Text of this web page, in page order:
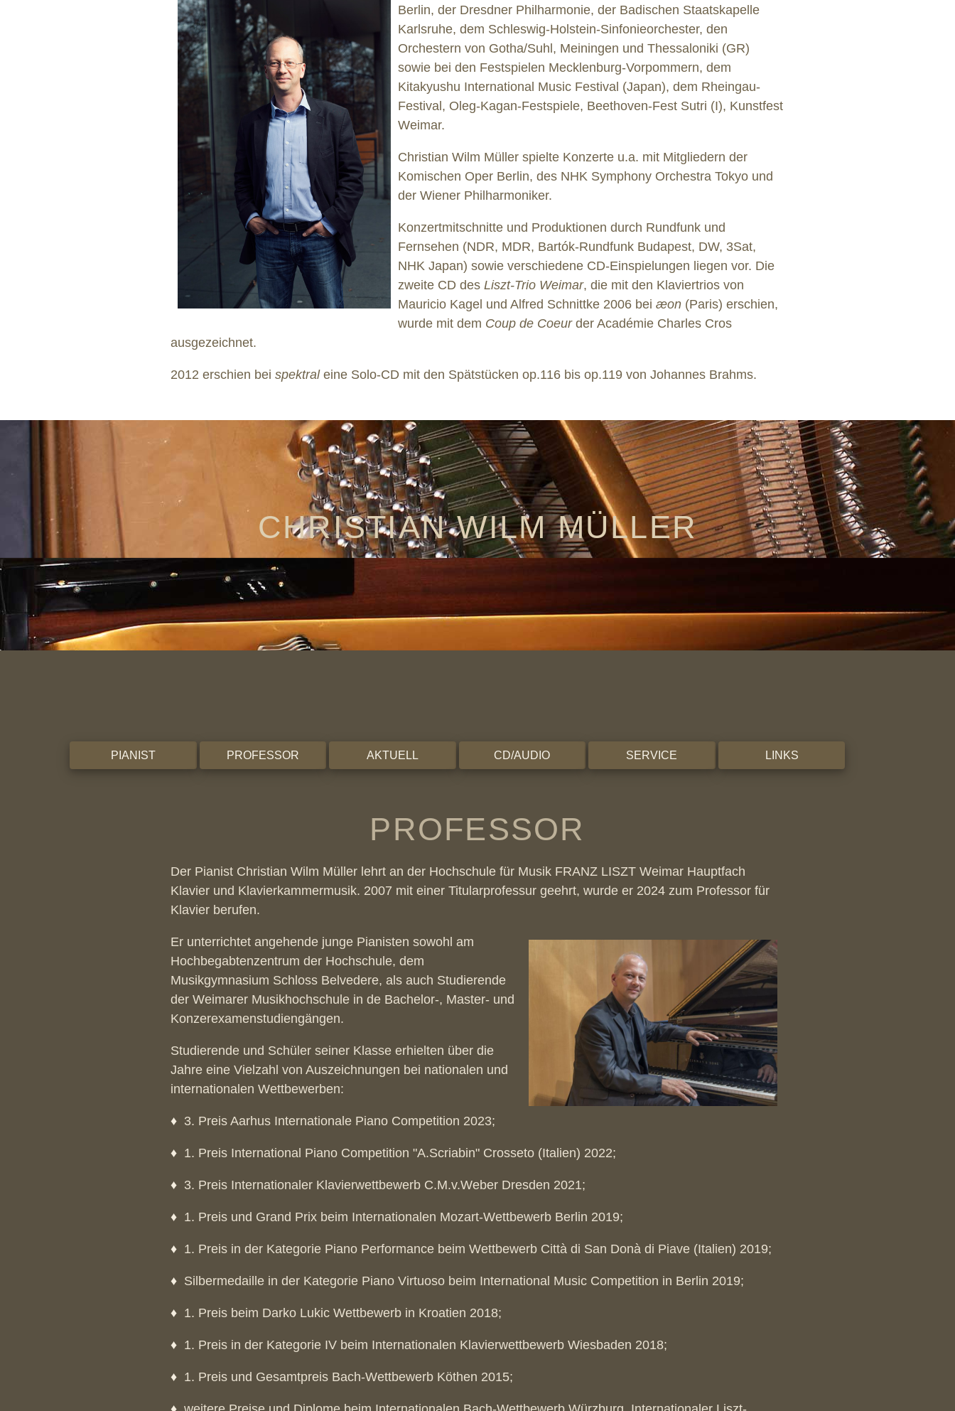
Berlin, der Dresdner Philharmonie, der Badischen Staatskapelle
Karlsruhe, dem Schleswig-Holstein-Sinfonieorchester, den
Orchestern von Gotha/Suhl, Meiningen und Thessaloniki (GR)
sowie bei den Festspielen Mecklenburg-Vorpommern, dem
Kitakyushu International Music Festival (Japan), dem Rheingau-
Festival, Oleg-Kagan-Festspiele, Beethoven-Fest Sutri (I), Kunstfest
Weimar.
Christian Wilm Müller spielte Konzerte u.a. mit Mitgliedern der
Komischen Oper Berlin, des NHK Symphony Orchestra Tokyo und
der Wiener Philharmoniker.
Konzertmitschnitte und Produktionen durch Rundfunk und
Fernsehen (NDR, MDR, Bartók-Rundfunk Budapest, DW, 3Sat,
NHK Japan) sowie verschiedene CD-Einspielungen liegen vor. Die
zweite CD des Liszt-Trio Weimar, die mit den Klaviertrios von
Mauricio Kagel und Alfred Schnittke 2006 bei æon (Paris) erschien,
wurde mit dem Coup de Coeurder Académie Charles Cros
ausgezeichnet.
2012 erschien bei spektraleine Solo-CD mit den Spätstücken op.116 bis op.119 von Johannes Brahms.
CHRISTIAN WILM MÜLLER
PIANIST PROFESSOR AKTUELL CD/AUDIO SERVICE LINKS
PROFESSOR
Der Pianist Christian Wilm Müller lehrt an der Hochschule für Musik FRANZ LISZT Weimar Hauptfach
Klavier und Klavierkammermusik. 2007 mit einer Titularprofessur geehrt, wurde er 2024 zum Professor für
Klavier berufen.
Er unterrichtet angehende junge Pianisten sowohl am
Hochbegabtenzentrum der Hochschule, dem
Musikgymnasium Schloss Belvedere, als auch Studierende
der Weimarer Musikhochschule in de Bachelor-, Master- und
Konzerexamenstudiengängen.
Studierende und Schüler seiner Klasse erhielten über die
Jahre eine Vielzahl von Auszeichnungen bei nationalen und
internationalen Wettbewerben:
♦ 3. Preis Aarhus Internationale Piano Competition 2023;
♦ 1. Preis International Piano Competition "A.Scriabin" Crosseto (Italien) 2022;
♦ 3. Preis Internationaler Klavierwettbewerb C.M.v.Weber Dresden 2021;
♦ 1. Preis und Grand Prix beim Internationalen Mozart-Wettbewerb Berlin 2019;
♦ 1. Preis in der Kategorie Piano Performance beim Wettbewerb Città di San Donà di Piave (Italien) 2019;
♦ Silbermedaille in der Kategorie Piano Virtuoso beim International Music Competition in Berlin 2019;
♦ 1. Preis beim Darko Lukic Wettbewerb in Kroatien 2018;
♦ 1. Preis in der Kategorie IV beim Internationalen Klavierwettbewerb Wiesbaden 2018;
♦ 1. Preis und Gesamtpreis Bach-Wettbewerb Köthen 2015;